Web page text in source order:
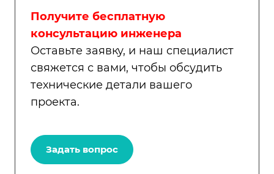
Получите бесплатную
консультацию инженера
Оставьте заявку, и наш специалист
свяжется с вами, чтобы обсудить
технические детали вашего
проекта.
Задать вопрос